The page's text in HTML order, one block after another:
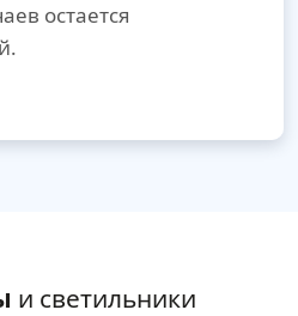
остается
и светильники